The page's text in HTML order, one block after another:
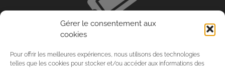
Gérer le consentement aux
cookies
Pour offrir les meilleures expériences, nous utilisons des technologies
telles que les cookies pour stocker et/ou accéder aux informations des